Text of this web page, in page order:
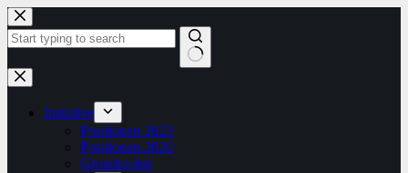
Zum
Inhalt
springen
Keine
Ergebnisse
Initiative
Positionen 2023
Positionen 2020
Grundrechte